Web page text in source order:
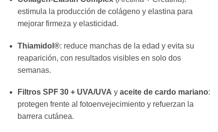
estimula la producción de colágeno y elastina para
mejorar firmeza y elasticidad.
Thiamidol®: reduce manchas de la edad y evita su
reaparición, con resultados visibles en solo dos
semanas.
Filtros SPF 30 + UVA/UVA y aceite de cardo mariano:
protegen frente al fotoenvejecimiento y refuerzan la
barrera cutánea.